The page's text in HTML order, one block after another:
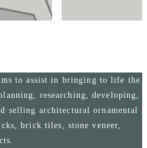
to assist in bringing to life the
researching, developing,
selling architectural ornamental
brick tiles, stone veneer,